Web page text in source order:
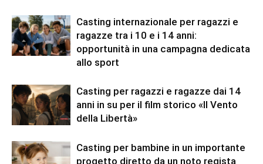
Casting internazionale per ragazzi e
ragazze tra i 10 e i 14 anni:
opportunità in una campagna dedicata
allo sport
Casting per ragazzi e ragazze dai 14
anni in su per il film storico «Il Vento
della Libertà»
Casting per bambine in un importante
progetto diretto da un noto regista